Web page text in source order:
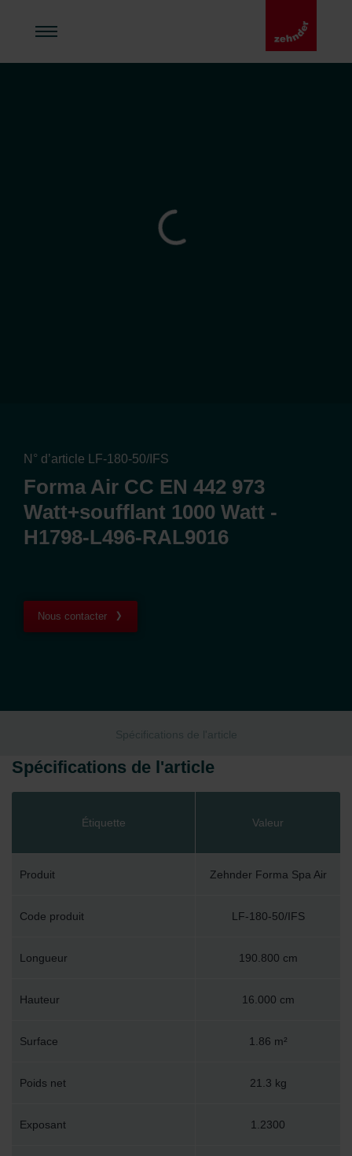
N° d’article LF-180-50/IFS
Forma Air CC EN 442 973
Watt+soufflant 1000 Watt -
H1798-L496-RAL9016
Nous contacter
Spécifications de l'article
Spécifications de l'article
Étiquette Valeur
Produit Zehnder Forma Spa Air
Code produit LF-180-50/IFS
Longueur 190.800 cm
Hauteur 16.000 cm
Surface 1.86 m²
Poids net 21.3 kg
Exposant 1.2300